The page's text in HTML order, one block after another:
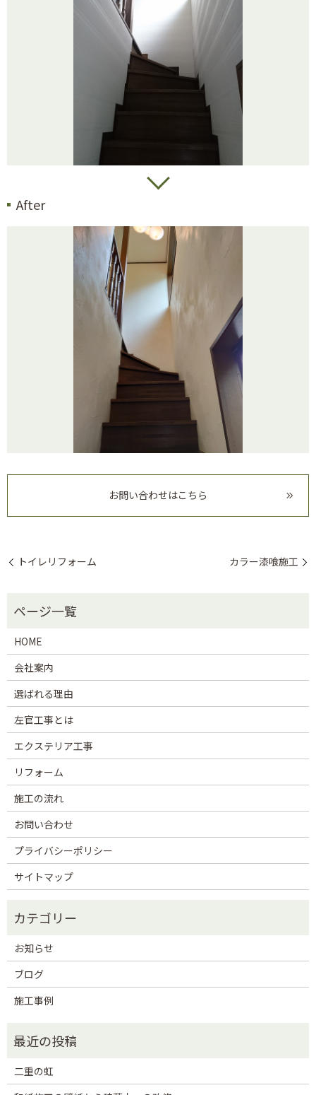
After
お問い合わせはこちら
トイレリフォーム カラー漆喰施工
HOME
会社案内
選ばれる理由
左官工事とは
エクステリア工事
リフォーム
施工の流れ
お問い合わせ
プライバシーポリシー
サイトマップ
お知らせ
ブログ
施工事例
二重の虹